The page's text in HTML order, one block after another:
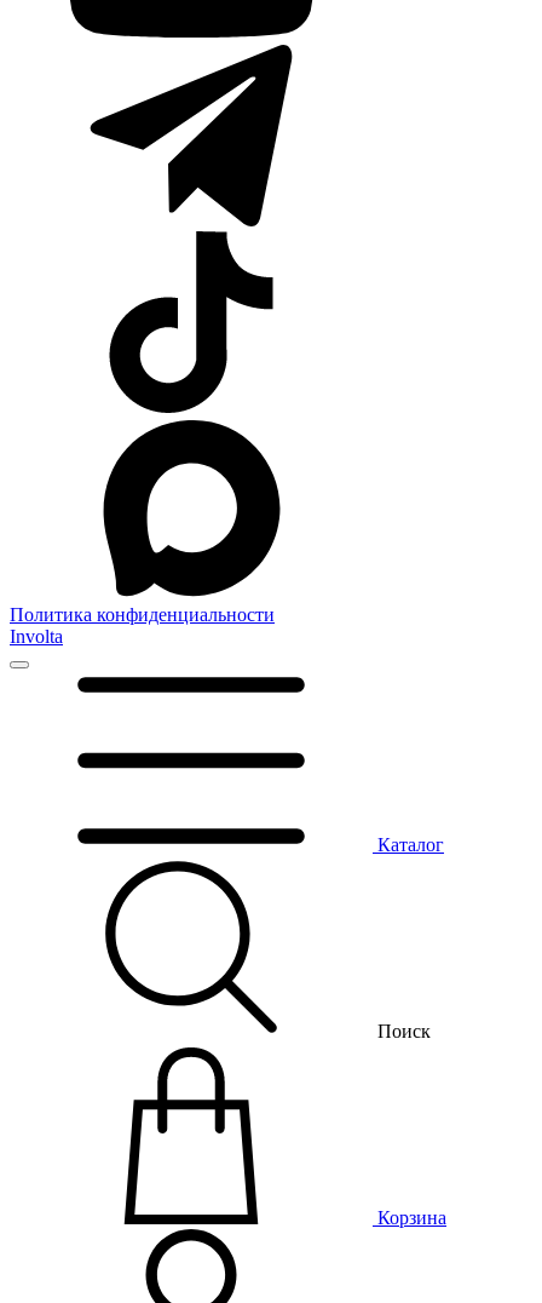
Политика конфиденциальности
Involta
Каталог
Поиск
Корзина